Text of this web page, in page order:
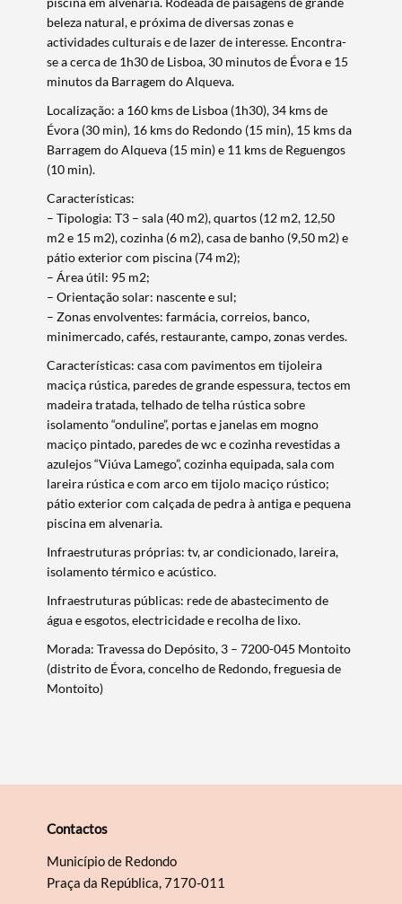
Termo de Pesquisa
Categorias gerais
Filtros
beleza natural, e próxima de diversas zonas e
actividades culturais e de lazer de interesse. Encontra-
se a cerca de 1h30 de Lisboa, 30 minutos de Évora e 15
minutos da Barragem do Alqueva.
Localização: a 160 kms de Lisboa (1h30), 34 kms de
Évora (30 min), 16 kms do Redondo (15 min), 15 kms da
Barragem do Alqueva (15 min) e 11 kms de Reguengos
(10 min).
Características:
– Tipologia: T3 – sala (40 m2), quartos (12 m2, 12,50
m2 e 15 m2), cozinha (6 m2), casa de banho (9,50 m2) e
pátio exterior com piscina (74 m2);
– Área útil: 95 m2;
– Orientação solar: nascente e sul;
– Zonas envolventes: farmácia, correios, banco,
minimercado, cafés, restaurante, campo, zonas verdes.
Características: casa com pavimentos em tijoleira
maciça rústica, paredes de grande espessura, tectos em
madeira tratada, telhado de telha rústica sobre
isolamento “onduline”, portas e janelas em mogno
maciço pintado, paredes de wc e cozinha revestidas a
azulejos “Viúva Lamego”, cozinha equipada, sala com
lareira rústica e com arco em tijolo maciço rústico;
pátio exterior com calçada de pedra à antiga e pequena
piscina em alvenaria.
Infraestruturas próprias: tv, ar condicionado, lareira,
isolamento térmico e acústico.
Infraestruturas públicas: rede de abastecimento de
água e esgotos, electricidade e recolha de lixo.
Morada: Travessa do Depósito, 3 – 7200-045 Montoito
(distrito de Évora, concelho de Redondo, freguesia de
Montoito)
Contactos
Município de Redondo
Praça da República, 7170-011